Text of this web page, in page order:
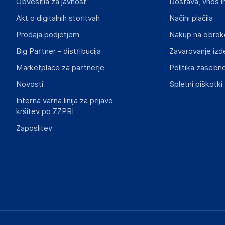
eVatmaster Consulting GmbH
Bettinastr. 30,60325 Frankfurt am Main
contact@evatmaster.com
informacije, povezane z določenim izdelkom.
Akt o digitalnih storitvah
Prodaja podjetjem
Big Partner - distribucija
Marketplace za partnerje
Novosti
Interna varna linija za prijavo
kršitev po ZZPRI
Zaposlitev
Načini plačila
Nakup na
Zavarovanje
Politika
Spletni piškotki